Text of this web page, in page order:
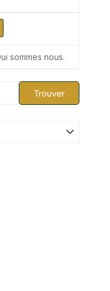
sommes nous.